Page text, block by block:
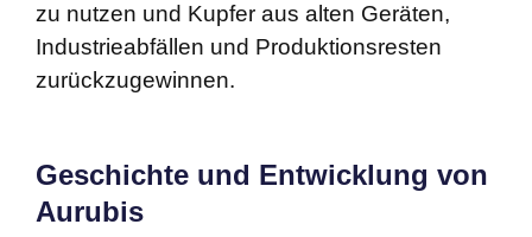
zu nutzen und Kupfer aus alten Geräten,
Industrieabfällen und Produktionsresten
zurückzugewinnen.
Geschichte und Entwicklung von
Aurubis